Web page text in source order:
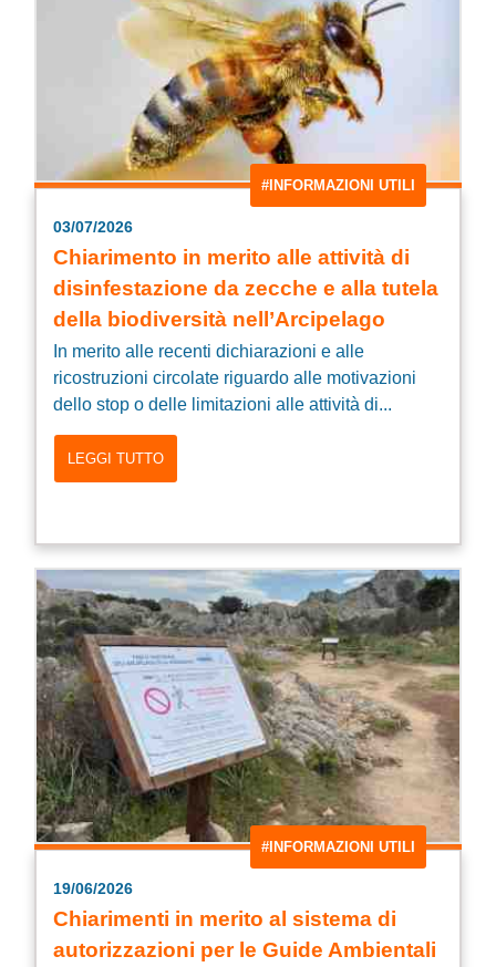
#INFORMAZIONI UTILI
03/07/2026
Chiarimento in merito alle attività di
disinfestazione da zecche e alla tutela
della biodiversità nell’Arcipelago
In merito alle recenti dichiarazioni e alle
ricostruzioni circolate riguardo alle motivazioni
dello stop o delle limitazioni alle attività di...
LEGGI TUTTO
#INFORMAZIONI UTILI
19/06/2026
Chiarimenti in merito al sistema di
autorizzazioni per le Guide Ambientali